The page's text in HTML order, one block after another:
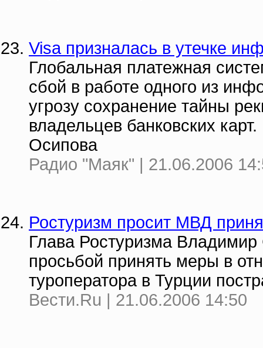
Visa призналась в утечке
Глобальная платежная
сбой в работе одного из
угрозу сохранение тайны
владельцев банковских
Осипова
Радио "Маяк" | 21.06.2006
Ростуризм просит МВД
Глава Ростуризма
просьбой принять меры в
туроператора в Турции
Вести.Ru | 21.06.2006 14:50